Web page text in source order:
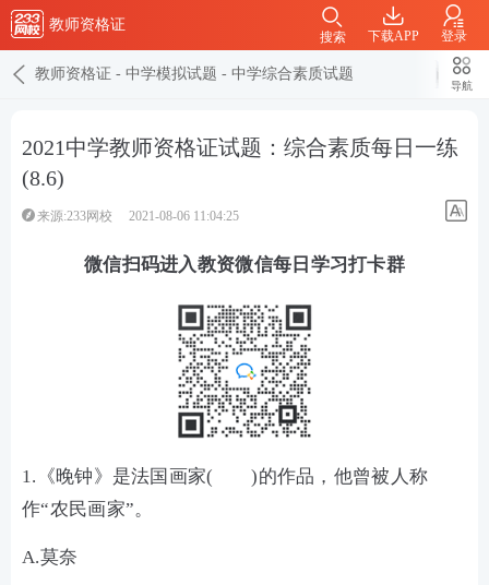
教师资格证
下载APP 登录
搜索
教师资格证 - 中学模拟试题 - 中学综合素质试题
导航
2021中学教师资格证试题：综合素质每日一练
(8.6)
来源:233网校 2021-08-06 11:04:25
微信扫码进入教资微信每日学习打卡群
1.《晚钟》是法国画家( )的作品，他曾被人称
作“农民画家”。
A.莫奈